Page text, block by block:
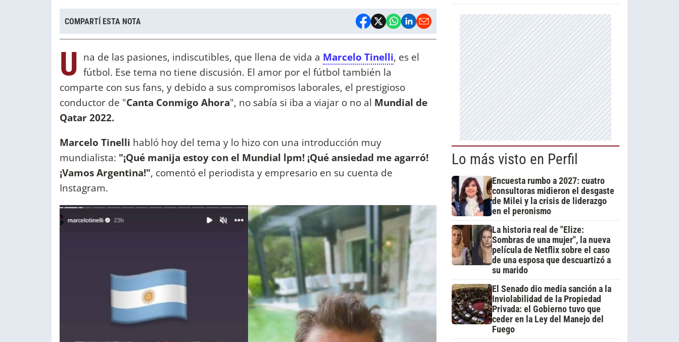
COMPARTÍ ESTA NOTA
U na de las pasiones, indiscutibles, que llena de vida a Marcelo Tinelli, es el
fútbol. Ese tema no tiene discusión. El amor por el fútbol también la
comparte con sus fans, y debido a sus compromisos laborales, el prestigioso
conductor de "Canta Conmigo Ahora", no sabía si iba a viajar o no al Mundial de
Qatar 2022.
Marcelo Tinelli habló hoy del tema y lo hizo con una introducción muy
mundialista: "¡Qué manija estoy con el Mundial lpm! ¡Qué ansiedad me agarró!
¡Vamos Argentina!", comentó el periodista y empresario en su cuenta de
Instagram.
Lo más visto en Perfil
Encuesta rumbo a 2027: cuatro
consultoras midieron el desgaste
de Milei y la crisis de liderazgo
en el peronismo
La historia real de "Elize:
Sombras de una mujer", la nueva
película de Netflix sobre el caso
de una esposa que descuartizó a
su marido
El Senado dio media sanción a la
Inviolabilidad de la Propiedad
Privada: el Gobierno tuvo que
ceder en la Ley del Manejo del
Fuego